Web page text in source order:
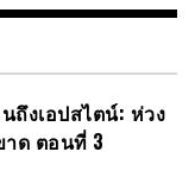
ถึงเอปสไตน์: ห่วง
ด ตอนที่ 3